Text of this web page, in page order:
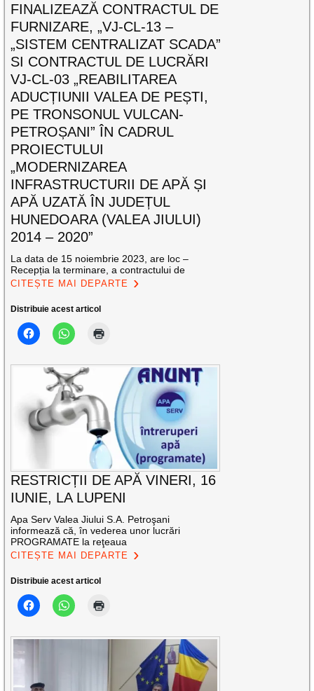
FINALIZEAZĂ CONTRACTUL DE
FURNIZARE, „VJ-CL-13 –
„SISTEM CENTRALIZAT SCADA”
SI CONTRACTUL DE LUCRĂRI
VJ-CL-03 „REABILITAREA
ADUCȚIUNII VALEA DE PEȘTI,
PE TRONSONUL VULCAN-
PETROȘANI” ÎN CADRUL
PROIECTULUI
„MODERNIZAREA
INFRASTRUCTURII DE APĂ ȘI
APĂ UZATĂ ÎN JUDEȚUL
HUNEDOARA (VALEA JIULUI)
2014 – 2020”
La data de 15 noiembrie 2023, are loc –
Recepția la terminare, a contractului de
CITEȘTE MAI DEPARTE
Distribuie acest articol
RESTRICȚII DE APĂ VINERI, 16
IUNIE, LA LUPENI
Apa Serv Valea Jiului S.A. Petroşani
informează că, în vederea unor lucrări
PROGRAMATE la reţeaua
CITEȘTE MAI DEPARTE
Distribuie acest articol